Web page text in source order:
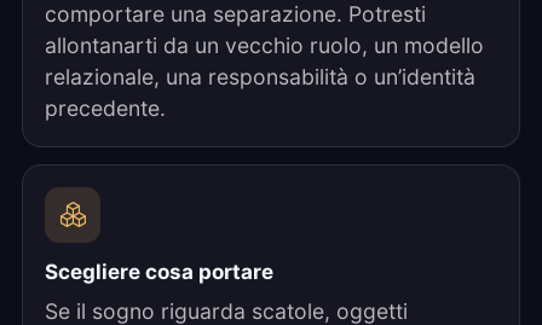
comportare una separazione. Potresti
allontanarti da un vecchio ruolo, un modello
relazionale, una responsabilità o un’identità
precedente.
Scegliere cosa portare
Se il sogno riguarda scatole, oggetti